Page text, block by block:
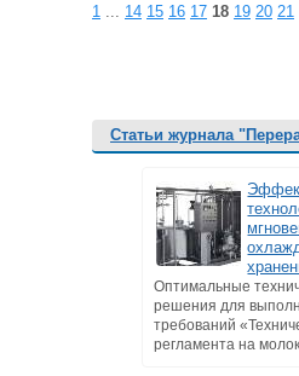
1 ... 14 15 16 17 18 19 20 21
Статьи журнала
Оптимальные
решения для
требований
регламента на